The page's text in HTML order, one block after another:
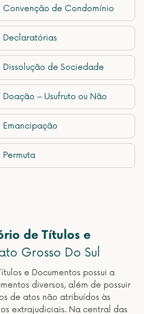
Convenção de Condomínio
Declaratórias
Dissolução de Sociedade
– Usufruto ou Não
Emancipação
Permuta
de Títulos e
Grosso Do Sul
e Documentos possui a
diversos, além de possuir
de atos não atribuídos às
extrajudiciais. Na central das